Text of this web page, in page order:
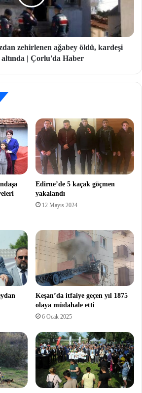
zehirlenen ağabey öldü, kardeşi
| Çorlu'da Haber
Edirne’de 5 kaçak göçmen
yakalandı
12 Mayıs 2024
Keşan’da itfaiye geçen yıl 1875
olaya müdahale etti
6 Ocak 2025